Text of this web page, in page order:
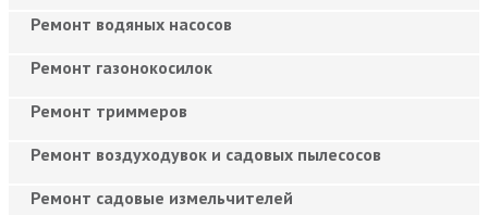
Ремонт водяных насосов
Ремонт газонокосилок
Ремонт триммеров
Ремонт воздуходувок и садовых пылесосов
Ремонт садовые измельчителей